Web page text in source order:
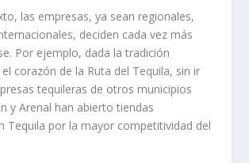
las empresas, ya sean regionales,
deciden cada vez más
Por ejemplo, dada la tradición
corazón de la Ruta del Tequila, sin ir
tequileras de otros municipios
y Arenal han abierto tiendas
Tequila por la mayor competitividad del